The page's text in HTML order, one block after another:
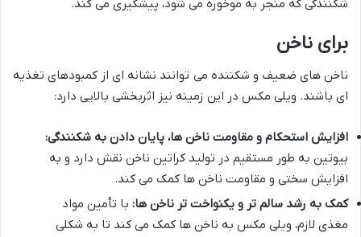
شکنندگی که منجر به موخوره می شود، پیشگیری می کند.
برای ناخن
ناخن های ضعیف و شکننده می توانند نشانه ای از کمبودهای تغذیه
ای باشند. ویلی مکس در این زمینه نیز اثربخشی بالایی دارد:
افزایش استحکام و مقاومت ناخن ها، پایان دادن به شکنندگی:
بیوتین به طور مستقیم در تولید کراتین ناخن نقش دارد و به
افزایش سختی و مقاومت ناخن ها کمک می کند.
کمک به رشد سالم تر و یکنواخت تر ناخن ها: با تأمین مواد
مغذی لازم، ویلی مکس به ناخن ها کمک می کند تا به شکلی